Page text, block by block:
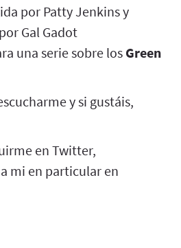
por Patty Jenkins y
Gal Gadot
una serie sobre los Green
y si gustáis,
en Twitter,
mi en particular en